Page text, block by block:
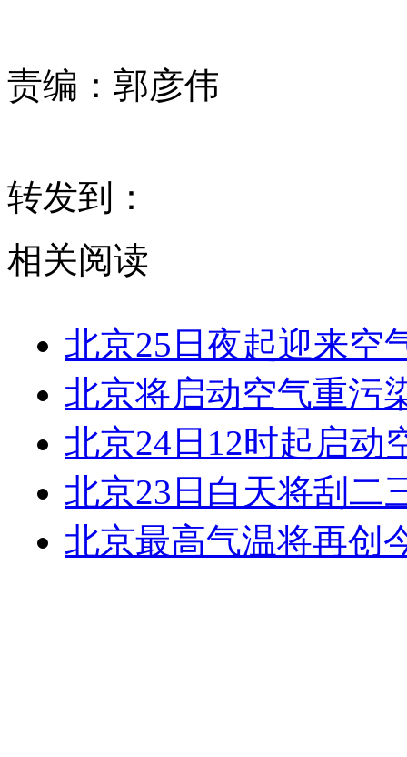
责编： 郭彦伟
转发到：
相关阅读
北京25日夜起迎来空
北京将启动空气重污
北京24日12时起启动
北京23日白天将刮二
北京最高气温将再创